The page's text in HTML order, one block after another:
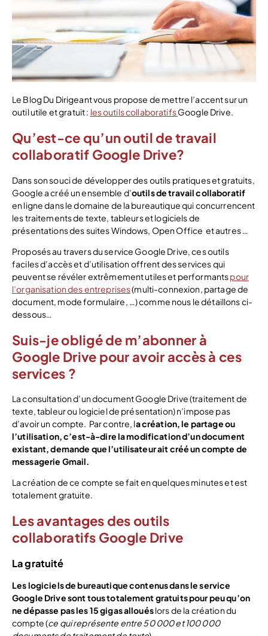
Le Blog Du Dirigeant vous propose de mettre l’accent sur un
outil utile et gratuit : les outils collaboratifsGoogle Drive.
Qu’est-ce qu’un outil de travail
collaboratif Google Drive?
Dans son souci de développer des outils pratiques et gratuits,
Google a créé un ensemble d’outils de travail collaboratif
en ligne dans le domaine de la bureautique qui concurrencent
les traitements de texte, tableurs et logiciels de
présentations des suites Windows, Open Office et autres …
Proposés au travers du service Google Drive, ces outils
faciles d’accès et d’utilisation offrent des services qui
peuvent se révéler extrêmement utiles et performantspour
l’organisation des entreprises(multi-connexion, partage de
document, mode formulaire, …) comme nous le détaillons ci-
dessous…
Suis-je obligé de m’abonner à
Google Drive pour avoir accès à ces
services ?
La consultation d’un document Google Drive (traitement de
texte, tableur ou logiciel de présentation) n’impose pas
d’avoir un compte. Par contre, la création, le partage ou
l’utilisation, c’est-à-dire la modification d’un document
existant, demande que l’utilisateur ait créé un compte de
messagerie Gmail.
La création de ce compte se fait en quelques minutes et est
totalement gratuite.
Les avantages des outils
collaboratifs Google Drive
La gratuité
Les logiciels de bureautique contenus dans le service
Google Drive sont tous totalement gratuits pour peu qu’on
ne dépasse pas les 15 gigas allouéslors de la création du
compte (ce qui représente entre 50 000 et 100 000